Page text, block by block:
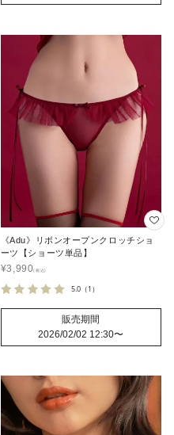
《Adu》リボンオープンクロッチショ
ーツ【ショーツ単品】
¥3,990
5.0（1）
販売期間
2026/02/02 12:30〜